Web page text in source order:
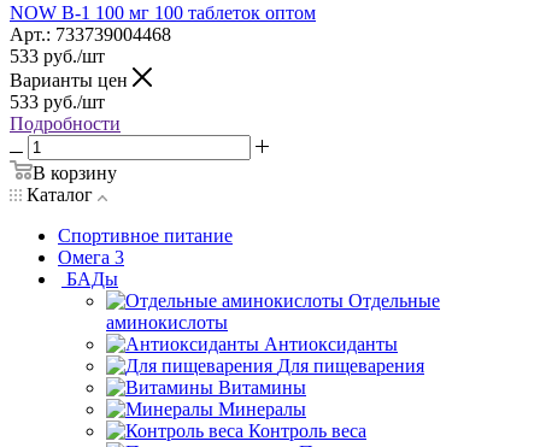
NOW B-1 100 мг 100 таблеток оптом
Арт.: 733739004468
533 руб./шт
Варианты цен
533 руб./шт
Подробности
В корзину
Каталог
Спортивное питание
Омега 3
БАДы
Отдельные
аминокислоты
Антиоксиданты
Для пищеварения
Витамины
Минералы
Контроль веса